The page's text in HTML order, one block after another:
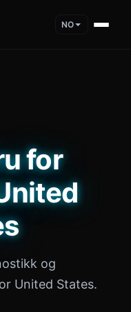
NO
for
og
United States.